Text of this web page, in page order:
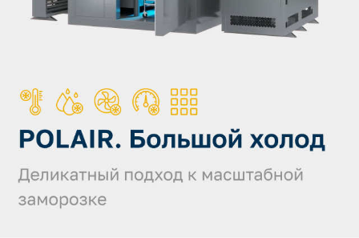
Камеры холодильные
Решения для Dark / Ghost kitchen
Smart Serviсe